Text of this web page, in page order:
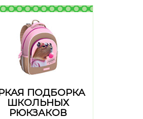
ПОДБОРКА
ШКОЛЬНЫХ
РЮКЗАКОВ